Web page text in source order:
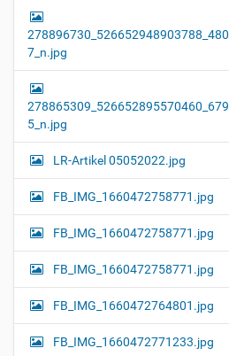
7_n.jpg
5_n.jpg
LR-Artikel 05052022.jpg
FB_IMG_1660472758771.jpg
FB_IMG_1660472758771.jpg
FB_IMG_1660472758771.jpg
FB_IMG_1660472764801.jpg
FB_IMG_1660472771233.jpg